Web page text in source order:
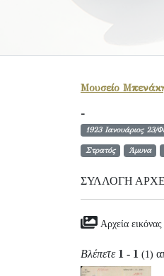
Μουσείο
-
1923 Ιανουάριος 23/
Στρατός Άμυνα
ΣΥΛΛΟΓΉ
Αρχεία εικόνας
Βλέπετε 1 - 1 (1)